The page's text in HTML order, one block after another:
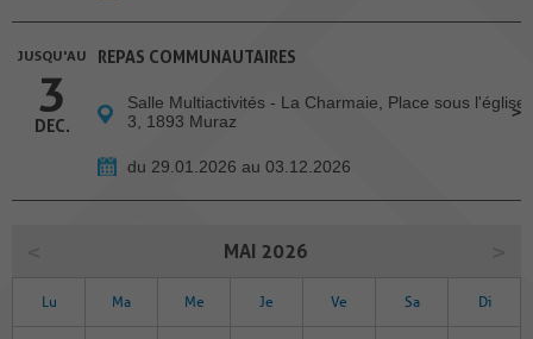
JUSQU'AU
3
DEC.
REPAS COMMUNAUTAIRES
Salle Multiactivités - La Charmaie, Place sous l'église
3, 1893 Muraz
du 29.01.2026 au 03.12.2026
MAI 2026
Lu Ma Me Je Ve Sa Di